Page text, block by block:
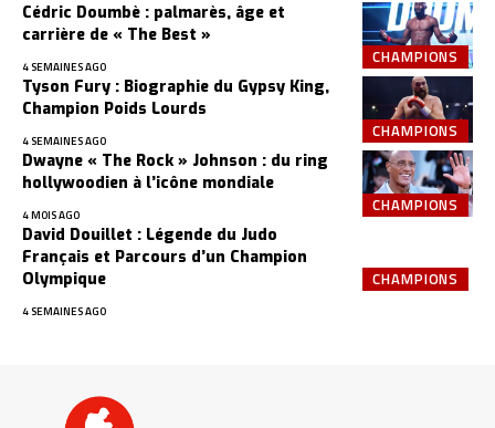
CHAMPIONS
Cédric Doumbè : palmarès, âge et
carrière de « The Best »
4 SEMAINES AGO
CHAMPIONS
Tyson Fury : Biographie du Gypsy King,
Champion Poids Lourds
4 SEMAINES AGO
CHAMPIONS
Dwayne « The Rock » Johnson : du ring
hollywoodien à l’icône mondiale
4 MOIS AGO
CHAMPIONS
David Douillet : Légende du Judo
Français et Parcours d’un Champion
Olympique
4 SEMAINES AGO